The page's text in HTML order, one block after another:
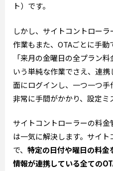
ト）です。
しかし、サイトコントロー
作業もまた、OTAごとに手動
「来月の金曜日の全プラン
いう単純な作業でさえ、連
面にログインし、一つ一つ手
非常に手間がかかり、設定ミ
サイトコントローラーの料
は一気に解決します。サイ
で、 特定の日付や曜日の料金
情報が連携している全ての